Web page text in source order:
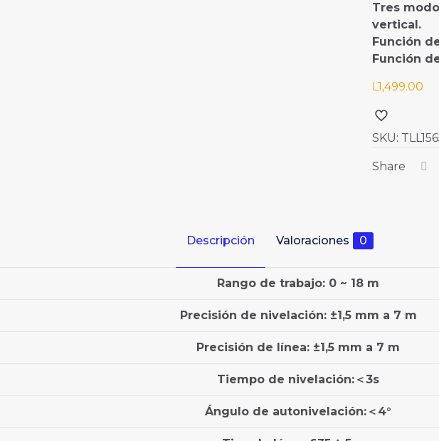
Tres
vertical.
Función
Función
L1,499.00
SKU:
Share
Descripción Valoraciones 0
Rango de trabajo: 0 ~ 18 m
Precisión de nivelación: ±1,5 mm a 7 m
Precisión de línea: ±1,5 mm a 7 m
Tiempo de nivelación:＜3s
Ángulo de autonivelación:＜4°